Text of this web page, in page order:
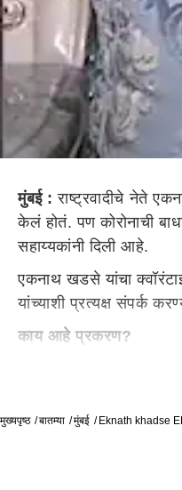
मुंबई : राष्ट्रवादीचे नेते
केलं होतं. पण कोरोनाची
सहाय्यकांनी दिली आहे.
एकनाथ खडसे यांचा
यांच्याशी प्रत्यक्ष संपर्क
काय आहे प्रकरण?
पुण्यात भोसरी जमीन
पिरिअड संपल्यावर
मुख्यपृष्ठ बातम्या मुंबई Eknath khadse